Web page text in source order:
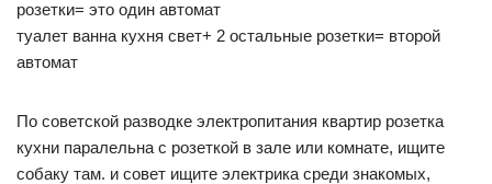
розетки= это один автомат
туалет ванна кухня свет+ 2 остальные розетки= второй
автомат
По советской разводке электропитания квартир розетка
кухни паралельна с розеткой в зале или комнате, ищите
собаку там. и совет ищите электрика среди знакомых,